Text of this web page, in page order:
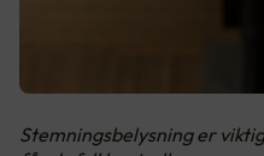
Stemningsbelysning er